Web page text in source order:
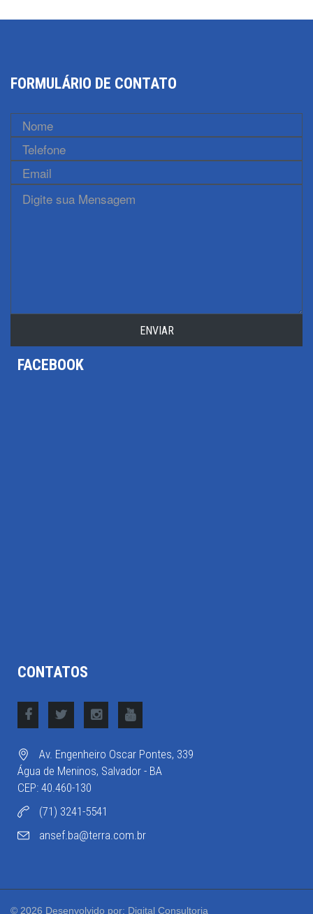
FORMULÁRIO DE CONTATO
ENVIAR
FACEBOOK
CONTATOS
Av. Engenheiro Oscar Pontes, 339
Água de Meninos, Salvador - BA
CEP: 40.460-130
(71) 3241-5541
ansef.ba@terra.com.br
© 2026 Desenvolvido por: Digital Consultoria